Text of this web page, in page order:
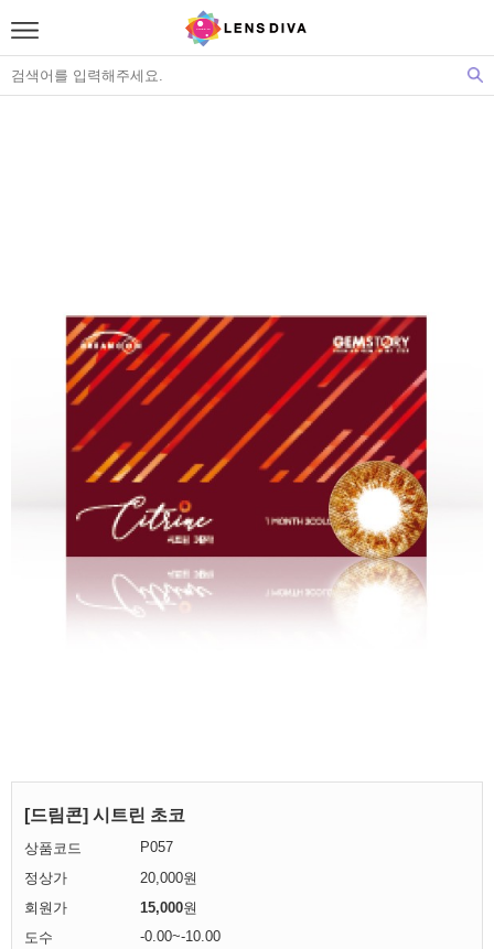
[드림콘] 시트린 초코
상품코드
P057
정상가
20,000원
회원가
15,000원
도수
-0.00~-10.00